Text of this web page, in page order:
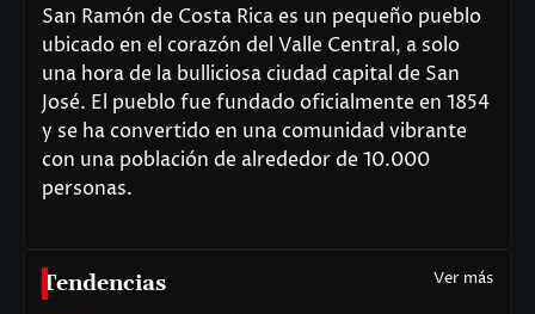
San Ramón de Costa Rica es un pequeño pueblo
ubicado en el corazón del Valle Central, a solo
una hora de la bulliciosa ciudad capital de San
José. El pueblo fue fundado oficialmente en 1854
y se ha convertido en una comunidad vibrante
con una población de alrededor de 10.000
personas.
Tendencias Ver más